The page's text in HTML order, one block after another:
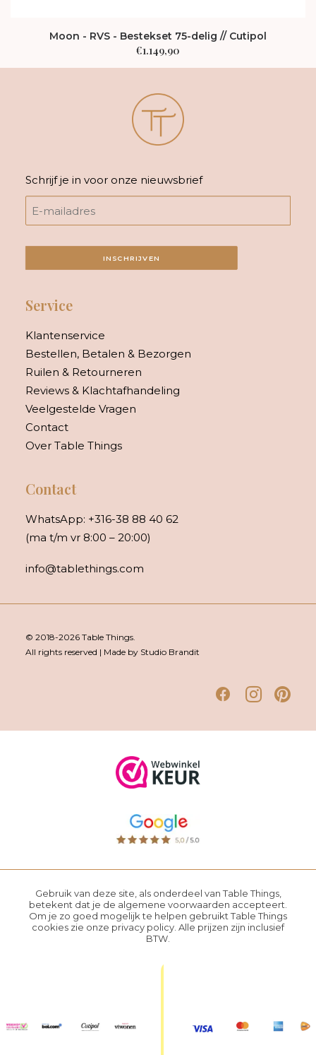
Moon - RVS - Bestekset 75-delig // Cutipol
€1.149,90
Schrijf je in voor onze nieuwsbrief
INSCHRIJVEN
Service
Klantenservice
Bestellen, Betalen & Bezorgen
Ruilen & Retourneren
Reviews & Klachtafhandeling
Veelgestelde Vragen
Contact
Over Table Things
Contact
WhatsApp: +316-38 88 40 62
(ma t/m vr 8:00 – 20:00)
info@tablethings.com
© 2018-2026 Table Things.
All rights reserved | Made by Studio Brandit
Gebruik van deze site, als onderdeel van Table Things,
betekent dat je de algemene voorwaarden accepteert.
Om je zo goed mogelijk te helpen gebruikt Table Things
cookies zie onze privacy policy . Alle prijzen zijn inclusief
BTW.